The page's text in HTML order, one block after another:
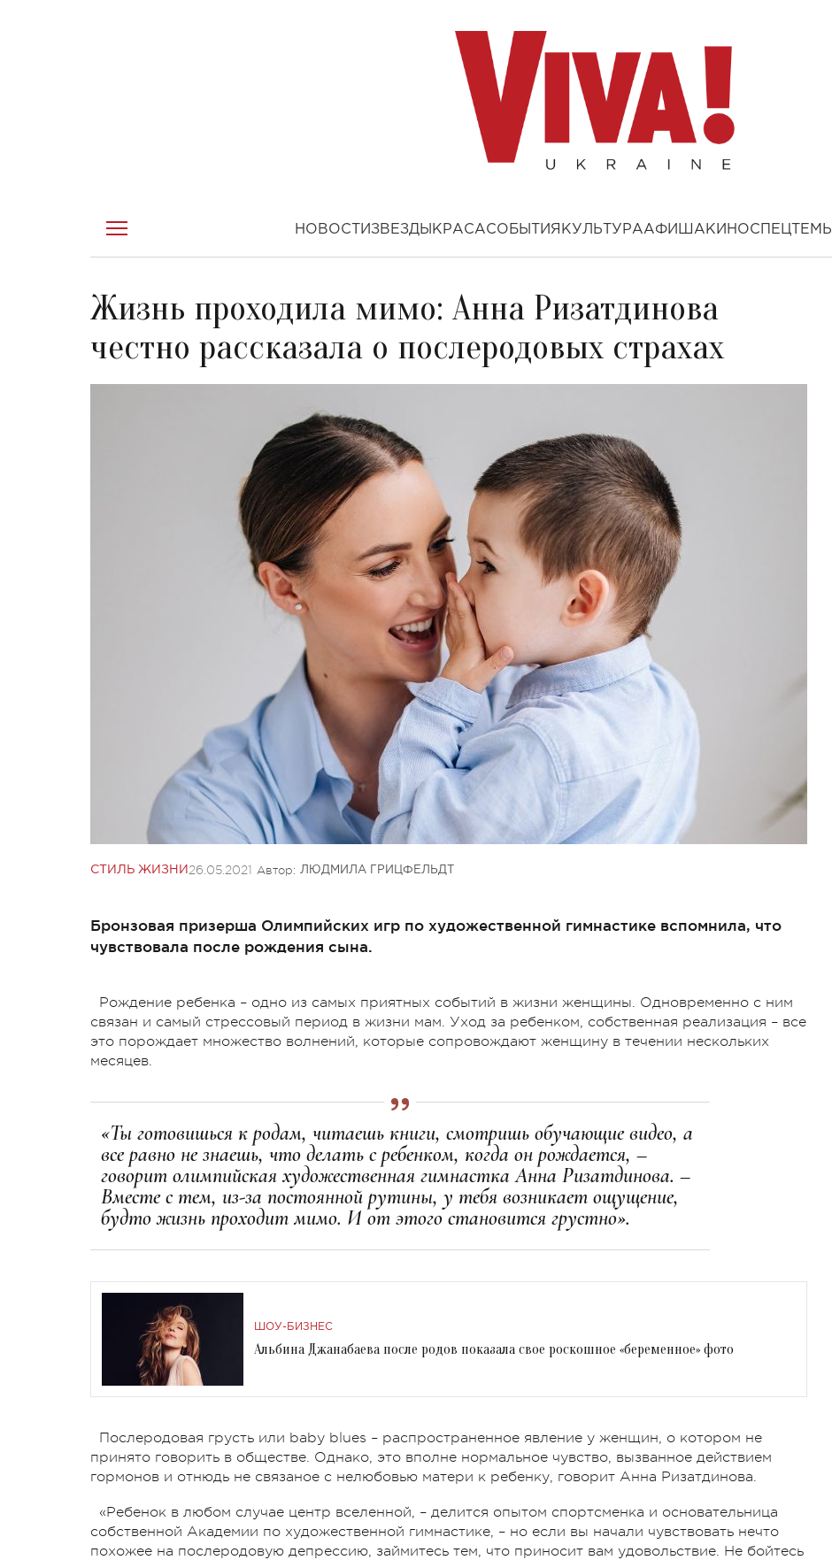
НОВОСТИ ЗВЕЗДЫ КРАСАСОБЫТИЯ КУЛЬТУРААФИША КИНОСПЕЦТЕМЫ
Жизнь проходила мимо: Анна Ризатдинова
честно рассказала о послеродовых страхах
СТИЛЬ ЖИЗНИ 26.05.2021 Автор: ЛЮДМИЛА ГРИЦФЕЛЬДТ
Бронзовая призерша Олимпийских игр по художественной гимнастике вспомнила, что
чувствовала после рождения сына.
Рождение ребенка – одно из самых приятных событий в жизни женщины. Одновременно с ним
связан и самый стрессовый период в жизни мам. Уход за ребенком, собственная реализация – все
это порождает множество волнений, которые сопровождают женщину в течении нескольких
месяцев.
«Ты готовишься к родам, читаешь книги, смотришь обучающие видео, а
все равно не знаешь, что делать с ребенком, когда он рождается, –
говорит олимпийская художественная гимнастка Анна Ризатдинова. –
Вместе с тем, из-за постоянной рутины, у тебя возникает ощущение,
будто жизнь проходит мимо. И от этого становится грустно».
ШОУ-БИЗНЕС
Альбина Джанабаева после родов показала свое роскошное «беременное» фото
Послеродовая грусть или baby blues – распространенное явление у женщин, о котором не
принято говорить в обществе. Однако, это вполне нормальное чувство, вызванное действием
гормонов и отнюдь не связаное с нелюбовью матери к ребенку, говорит Анна Ризатдинова.
«Ребенок в любом случае центр вселенной, – делится опытом спортсменка и основательница
собственной Академии по художественной гимнастике, – но если вы начали чувствовать нечто
похожее на послеродовую депрессию, займитесь тем, что приносит вам удовольствие. Не бойтесь